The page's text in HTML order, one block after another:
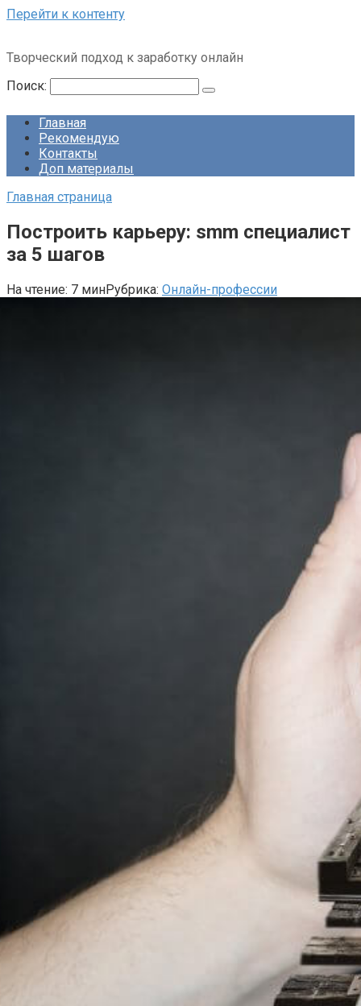
Перейти к контенту
Творческий подход к заработку онлайн
Поиск:
Главная
Рекомендую
Контакты
Доп материалы
Главная страница
Построить карьеру: smm специалист
за 5 шагов
На чтение: 7 минРубрика: Онлайн-профессии